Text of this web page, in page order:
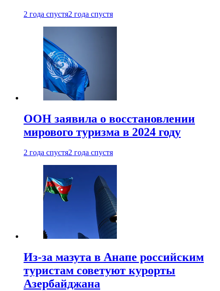
2 года спустя2 года спустя
ООН заявила о восстановлении
мирового туризма в 2024 году
2 года спустя2 года спустя
Из-за мазута в Анапе российским
туристам советуют курорты
Азербайджана